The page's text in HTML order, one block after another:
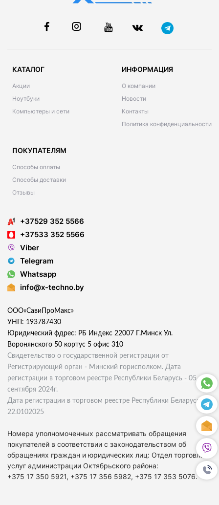
КАТАЛОГ
Акции
Ноутбуки
Компьютеры и сети
ИНФОРМАЦИЯ
О компании
Новости
Контакты
Политика конфиденциальности
ПОКУПАТЕЛЯМ
Способы оплаты
Способы доставки
Отзывы
+37529 352 5566
+37533 352 5566
Viber
Telegram
Whatsapp
info@x-techno.by
ООО«СавиПроМакс»
УНП: 193787430
Юридический фдрес: РБ Индекс 22007 Г.Минск Ул.
Воронянского 50 кортус 5 офис 310
Свидетельство о государственной регистрации от
Регистрирующий орган - Минский горисполком. Дата
регистрации в торговом реестре Республики Беларусь - 05
сентября 2024г.
Дата регистрации в торговом реестре Республики Беларусь
22.0102025
Номера уполномоченных рассматривать обращения
покупателей в соответствии с законодательством об
обращениях граждан и юридических лиц: Отдел торговли и
услуг администрации Октябрьского района:
+375 17 350 5921, +375 17 356 5982, +375 17 353 5076.